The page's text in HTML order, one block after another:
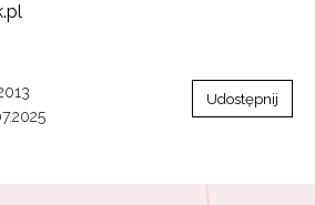
Udostępnij